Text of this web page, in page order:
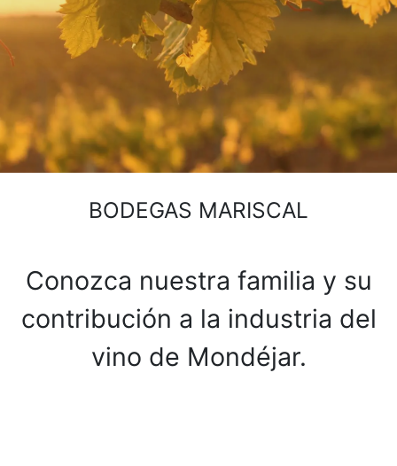
BODEGAS MARISCAL
Conozca nuestra familia y su
contribución a la industria del
vino de Mondéjar.